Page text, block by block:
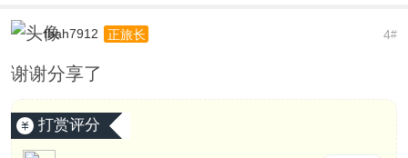
4#
fbah7912 正旅长
谢谢分享了
打赏评分